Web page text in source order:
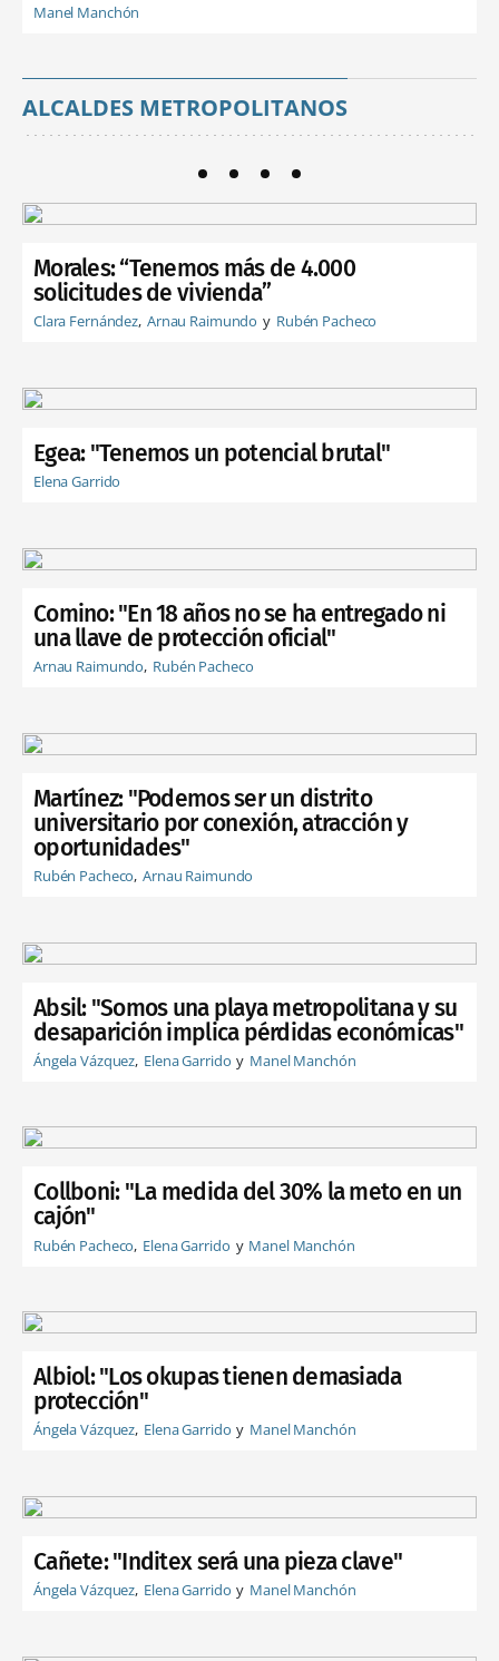
Manel Manchón
ALCALDES METROPOLITANOS
Morales: “Tenemos más de 4.000
solicitudes de vivienda”
Clara Fernández Arnau Raimundo Rubén Pacheco
Egea: "Tenemos un potencial brutal"
Elena Garrido
Comino: "En 18 años no se ha entregado ni
una llave de protección oficial"
Arnau Raimundo Rubén Pacheco
Martínez: "Podemos ser un distrito
universitario por conexión, atracción y
oportunidades"
Rubén Pacheco Arnau Raimundo
Absil: "Somos una playa metropolitana y su
desaparición implica pérdidas económicas"
Ángela Vázquez Elena Garrido Manel Manchón
Collboni: "La medida del 30% la meto en un
cajón"
Rubén Pacheco Elena Garrido Manel Manchón
Albiol: "Los okupas tienen demasiada
protección"
Ángela Vázquez Elena Garrido Manel Manchón
Cañete: "Inditex será una pieza clave"
Ángela Vázquez Elena Garrido Manel Manchón